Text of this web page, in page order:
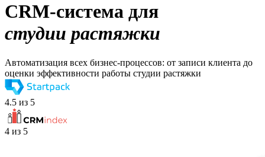
CRM-система для
студии растяжки
Автоматизация всех бизнес-процессов: от записи клиента до
оценки эффективности работы студии растяжки
4.5 из 5
4 из 5